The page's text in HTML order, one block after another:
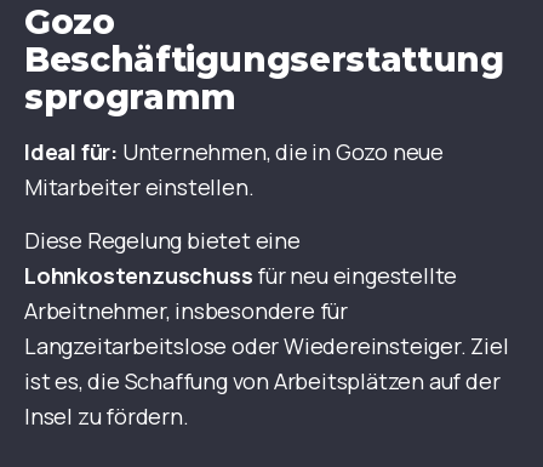
Gozo
Beschäftigungserstattung
sprogramm
Ideal für: Unternehmen, die in Gozo neue
Mitarbeiter einstellen.
Diese Regelung bietet eine
Lohnkostenzuschuss für neu eingestellte
Arbeitnehmer, insbesondere für
Langzeitarbeitslose oder Wiedereinsteiger. Ziel
ist es, die Schaffung von Arbeitsplätzen auf der
Insel zu fördern.